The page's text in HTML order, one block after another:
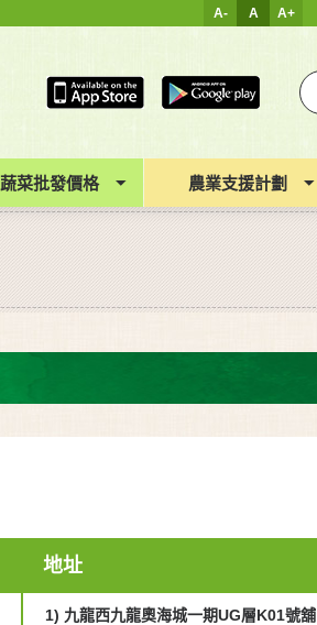
A- A A+
蔬菜批發價格 農業支援計劃
地址
1) 九龍西九龍奧海城一期UG層K01號舖